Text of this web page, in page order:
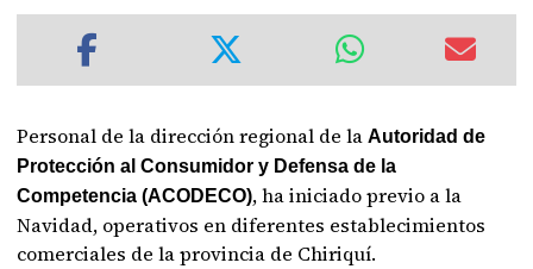
Personal de la dirección regional de laAutoridad de
Protección al Consumidor y Defensa de la
Competencia (ACODECO), ha iniciado previo a la
Navidad, operativos en diferentes establecimientos
comerciales de la provincia de Chiriquí.